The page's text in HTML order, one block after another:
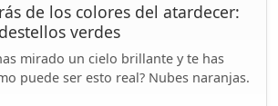
de los colores del atardecer:
verdes
mirado un cielo brillante y te has
puede ser esto real? Nubes naranjas.